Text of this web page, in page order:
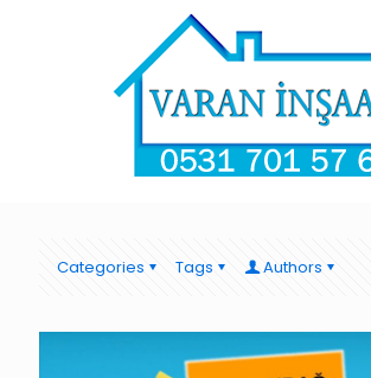
Categories Tags Authors